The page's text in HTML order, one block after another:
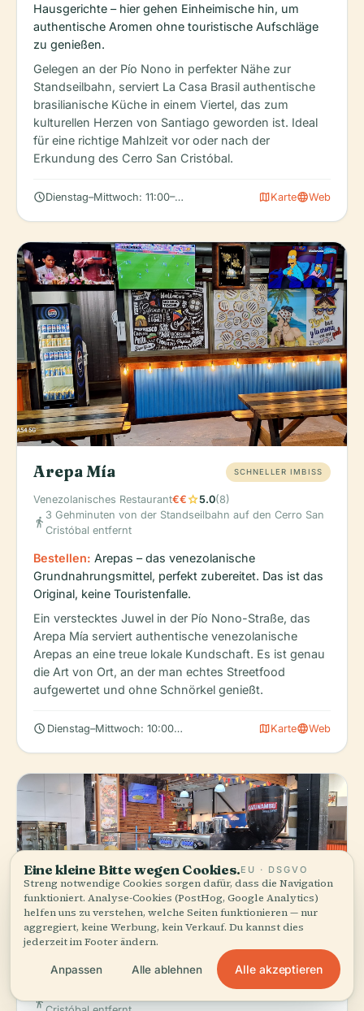
Hausgerichte – hier gehen Einheimische hin, um
authentische Aromen ohne touristische Aufschläge
zu genießen.
Gelegen an der Pío Nono in perfekter Nähe zur
Standseilbahn, serviert La Casa Brasil authentische
brasilianische Küche in einem Viertel, das zum
kulturellen Herzen von Santiago geworden ist. Ideal
für eine richtige Mahlzeit vor oder nach der
Erkundung des Cerro San Cristóbal.
scheduleDienstag–Mittwoch: 11:00–19:00 Uhr; Montag geschlossen
mapKartelanguageWeb
Arepa Mía SCHNELLER IMBISS
Venezolanisches Restaurant€€star5.0(8)
directions_walk 3 Gehminuten von der Standseilbahn auf den Cerro San
Cristóbal entfernt
Bestellen: Arepas – das venezolanische
Grundnahrungsmittel, perfekt zubereitet. Das ist das
Original, keine Touristenfalle.
Ein verstecktes Juwel in der Pío Nono-Straße, das
Arepa Mía serviert authentische venezolanische
Arepas an eine treue lokale Kundschaft. Es ist genau
die Art von Ort, an der man echtes Streetfood
aufgewertet und ohne Schnörkel genießt.
schedule Dienstag–Mittwoch: 10:00–21:00 Uhr; Montag geschlossen
mapKartelanguageWeb
Fuego&Masa LOKALER FAVORIT
Restaurant
directions_walk
Eine kleine Bitte wegen Cookies.EU · DSGVO
Streng notwendige Cookies sorgen dafür, dass die Navigation
funktioniert. Analyse-Cookies (PostHog, Google Analytics)
helfen uns zu verstehen, welche Seiten funktionieren — nur
aggregiert, keine Werbung, kein Verkauf. Du kannst dies
jederzeit im Footer ändern.
Anpassen Alle ablehnen Alle akzeptieren